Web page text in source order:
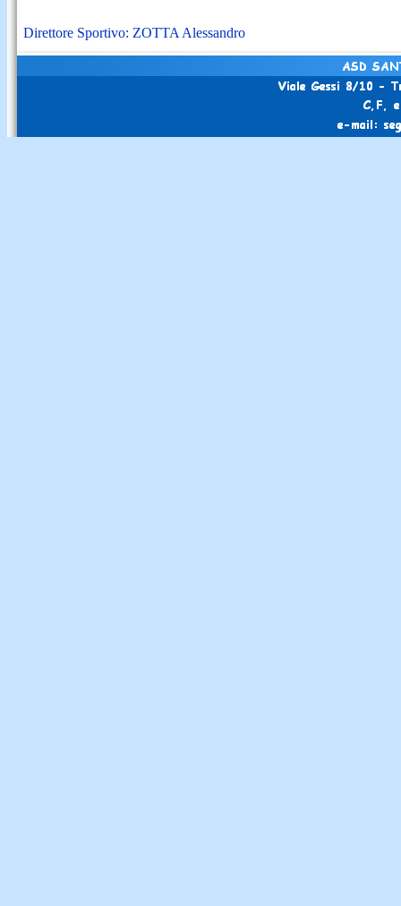
Direttore Sportivo: ZOTTA Alessandro